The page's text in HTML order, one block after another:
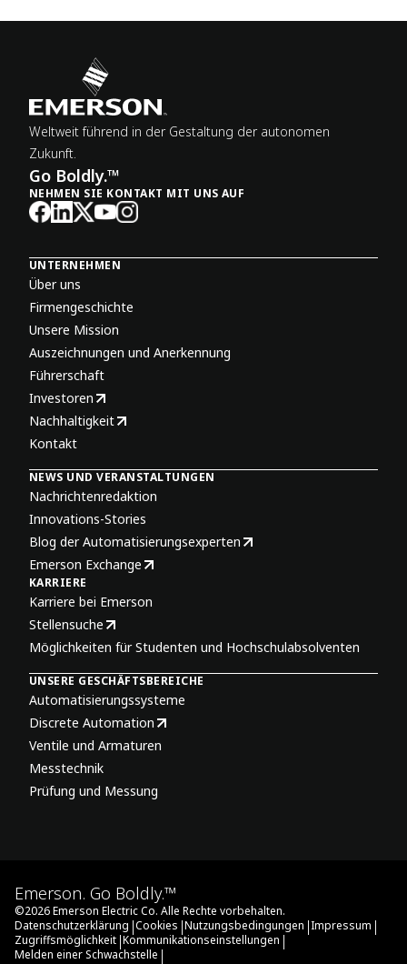
Weltweit führend in der Gestaltung der autonomen
Zukunft.
Go Boldly.™
NEHMEN SIE KONTAKT MIT UNS AUF
UNTERNEHMEN
Über uns
Firmengeschichte
Unsere Mission
Auszeichnungen und Anerkennung
Führerschaft
Investoren
Nachhaltigkeit
Kontakt
NEWS UND VERANSTALTUNGEN
Nachrichtenredaktion
Innovations-Stories
Blog der Automatisierungsexperten
Emerson Exchange
KARRIERE
Karriere bei Emerson
Stellensuche
Möglichkeiten für Studenten und Hochschulabsolventen
UNSERE GESCHÄFTSBEREICHE
Automatisierungssysteme
Discrete Automation
Ventile und Armaturen
Messtechnik
Prüfung und Messung
Emerson. Go Boldly.™
©2026Emerson Electric Co. Alle Rechte vorbehalten.
Datenschutzerklärung |Cookies |Nutzungsbedingungen |Impressum |
Zugriffsmöglichkeit |Kommunikationseinstellungen |
Melden einer Schwachstelle |